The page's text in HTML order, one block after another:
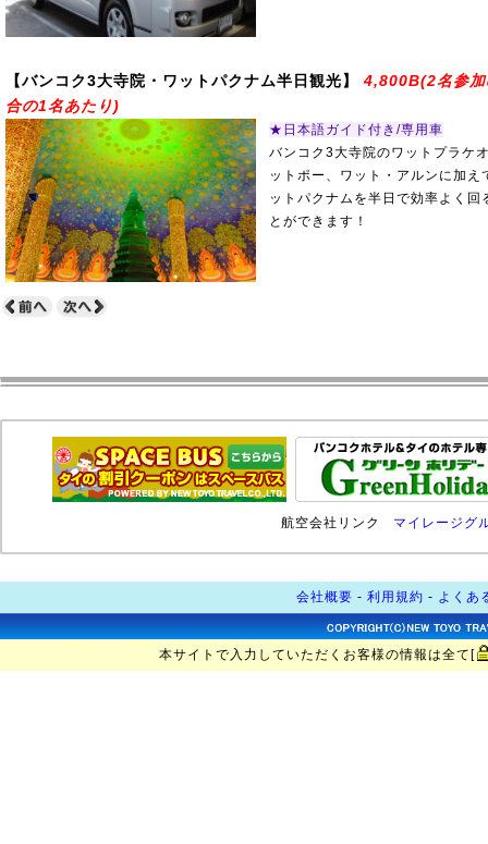
●【 ステイケーション 】ドュ
●【 ステイケーション 】ウォ
～(1泊あたり)
●【 ステイケーション 】シャ
り)
【バンコク3大寺院・ワットパクナム半日観光】 4,800B(2名参加
合の1名あたり)
★日本語ガイド付き/専用車
バンコク3大寺院のワットプラケ
ットポー、ワット・アルンに加え
ットパクナムを半日で効率よく回
とができます！
航空会社リンク マイレージグ
会社概要 - 利用規約 - よくあ
本サイトで入力していただくお客様の情報は全て[